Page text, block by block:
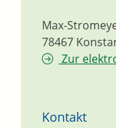
Max-
78467
Zur
Kontakt